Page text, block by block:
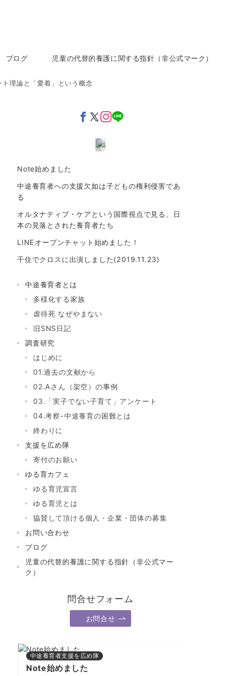
ブログ 児童の代替的養護に関する指針（非公式マーク）
ト理論と「愛着」という概念
お
願
養
者
支
る
み
作
り
た
Note始めました
中途養育者への支援欠如は子どもの権利侵害であ
る
オルタナティブ・ケアという国際視点で見る、日
本の見落とされた養育者たち
LINEオープンチャット始めました！
千住でクロスに出演しました(2019.11.23)
中途養育者とは
多様化する家族
虐待死 なぜやまない
旧SNS日記
調査研究
はじめに
01.過去の文献から
02.Aさん（架空）の事例
03.「実子でない子育て」アンケート
04.考察-中途養育の困難とは
終わりに
支援を広め隊
寄付のお願い
ゆる育カフェ
ゆる育児宣言
ゆる育児とは
協賛して頂ける個人・企業・団体の募集
お問い合わせ
ブログ
児童の代替的養護に関する指針（非公式マー
ク）
問合せフォーム
お問合せ
中途養育者支援を広め隊
Note始めました